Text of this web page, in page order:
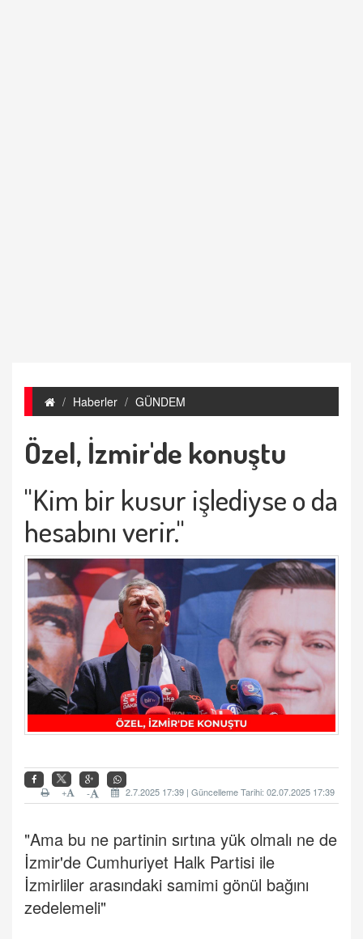
Haberler GÜNDEM
Özel, İzmir'de konuştu
"Kim bir kusur işlediyse o da
hesabını verir.''
2.7.2025 17:39 | Güncelleme Tarihi: 02.07.2025 17:39
-
+
"Ama bu ne partinin sırtına yük olmalı ne de
İzmir'de Cumhuriyet Halk Partisi ile
İzmirliler arasındaki samimi gönül bağını
zedelemeli"